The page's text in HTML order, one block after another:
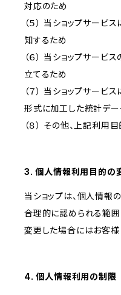
対応のため
（５） 当ショップサービ
知するため
（６） 当ショップサービ
立てるため
（７） 当ショップサービ
形式に加工した統計デー
（８） その他、上記利用
3. 個人情報利用目的の
当ショップは、個人情報
合理的に認められる範囲
変更した場合にはお客様
4. 個人情報利用の制限